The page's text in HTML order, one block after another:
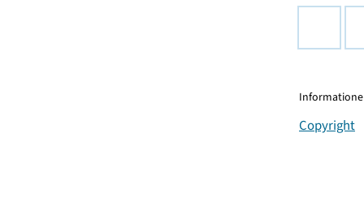
Copyright